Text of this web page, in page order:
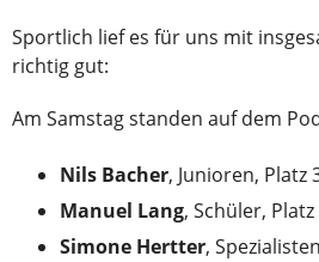
Sportlich lief es für uns mit
richtig gut:
Am Samstag standen auf dem
Nils Bacher, Junioren, Platz
Manuel Lang, Schüler, Platz
Simone Hertter,